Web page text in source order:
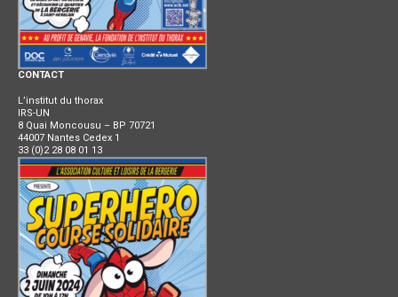
CONTACT
L’institut du thorax
IRS-UN
8 Quai Moncousu – BP 70721
44007 Nantes Cedex 1
33 (0)2 28 08 01 13